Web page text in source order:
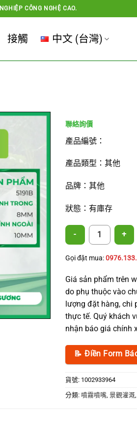
CÔNG NGHỆ CAO.
接觸 中文 (台灣)
產品編號：
產品類型：其他
品牌：其他
狀態：有庫存
10×8 mm 管堵接頭 數量
Gọi đặt mua:
Giá sản phẩm trên
do phụ thuộc vào
lượng đặt hàng, chi
thực tế. Quý khách
nhận báo giá chính
📝 Điền Form
貨號: 1002933964
分類: 噴霧噴嘴 景觀灌溉